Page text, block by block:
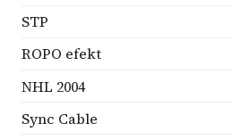
STP
ROPO efekt
NHL 2004
Sync Cable